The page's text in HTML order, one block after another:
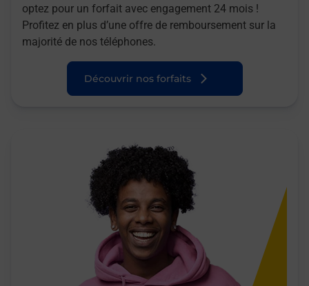
optez pour un forfait avec engagement 24 mois !
Profitez en plus d’une offre de remboursement sur la
majorité de nos téléphones.
Découvrir nos forfaits